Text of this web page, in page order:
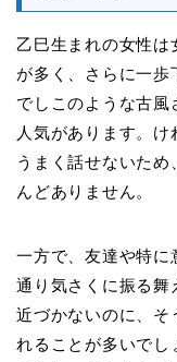
乙巳生まれの女性は
が多く、さらに一歩
でしこのような古風
人気があります。
うまく話せないため
んどありません。
一方で、友達や特に
通り気さくに振る舞
近づかないのに、そ
れることが多いでし